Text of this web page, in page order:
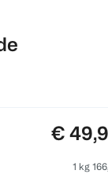
Preis:
€
1 kg